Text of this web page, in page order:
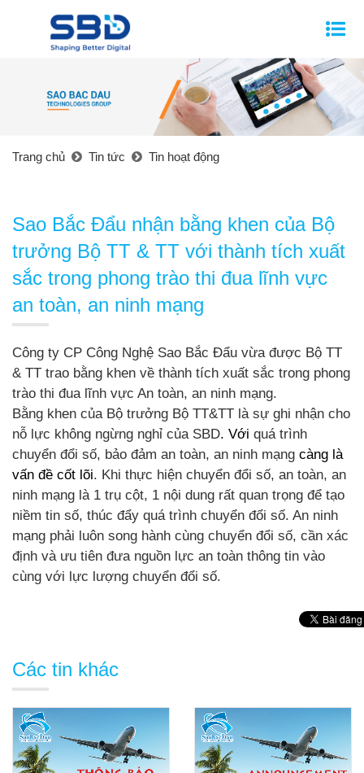
Trang chủ Tin tức Tin hoạt động
Sao Bắc Đẩu nhận bằng khen của Bộ
trưởng Bộ TT & TT với thành tích xuất
sắc trong phong trào thi đua lĩnh vực
an toàn, an ninh mạng
Công ty CP Công Nghệ Sao Bắc Đẩu vừa được Bộ TT
& TT trao bằng khen về thành tích xuất sắc trong phong
trào thi đua lĩnh vực An toàn, an ninh mạng.
Bằng khen của Bộ trưởng Bộ TT&TT là sự ghi nhận cho
nỗ lực không ngừng nghỉ của SBD. Với quá trình
chuyển đổi số, bảo đảm an toàn, an ninh mạng càng là
vấn đề cốt lõi. Khi thực hiện chuyển đổi số, an toàn, an
ninh mạng là 1 trụ cột, 1 nội dung rất quan trọng để tạo
niềm tin số, thúc đẩy quá trình chuyển đổi số. An ninh
mạng phải luôn song hành cùng chuyển đổi số, cần xác
định và ưu tiên đưa nguồn lực an toàn thông tin vào
cùng với lực lượng chuyển đổi số.
Các tin khác